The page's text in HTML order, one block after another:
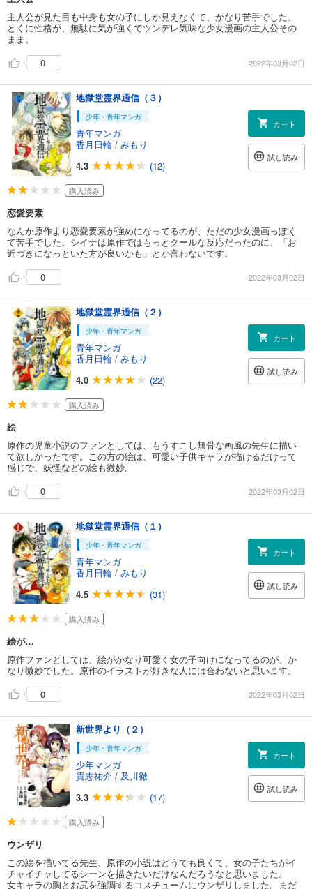
主人公が見た目も中身も女の子にしか見えなくて、かなり苦手でした。
とくに性格が、無駄に気が強くてツンデレ気味な少女漫画の主人公その
まま。
0
2022年03月02日
地獄堂霊界通信（３）
少年・青年マンガ
青年マンガ
香月日輪 / みもり
4.3
(12)
カート
試し読み
購入済み
恋愛要素
なんか原作より恋愛要素が強めになってるのが、ただの少女漫画っぽく
て苦手でした。シイナは原作ではもっとクールな反応だったのに、「お
近づきになっといた方が良いかも」とか言わないです。
0
2022年03月02日
地獄堂霊界通信（２）
少年・青年マンガ
青年マンガ
香月日輪 / みもり
4.0
(22)
カート
試し読み
購入済み
絵
原作の児童小説のファンとしては、もうすこし無骨な画風の先生に描い
て欲しかったです。この方の絵は、可愛い子供キャラが描けるだけって
感じで、妖怪などの絵も微妙。
0
2022年03月02日
地獄堂霊界通信（１）
少年・青年マンガ
青年マンガ
香月日輪 / みもり
4.5
(31)
カート
試し読み
購入済み
絵が…
原作ファンとしては、絵がかなり可愛く女の子向けになってるのが、か
なり微妙でした。原作のイラストが好きな人には合わないと思います。
0
2022年03月02日
新世界より（２）
少年・青年マンガ
少年マンガ
貴志祐介 / 及川徹
3.3
(17)
カート
試し読み
購入済み
ウンザリ
この絵を描いてる先生、原作の小説はどうでも良くて、女の子たちがイ
チャイチャしてるシーンを描きたいだけなんだろうなと思いました。
女キャラの胸とお尻を強調するコスチュームにウンザリしました。まだ